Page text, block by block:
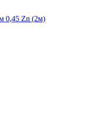
0,45 Zn (2м)